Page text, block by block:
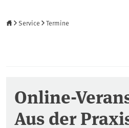
Service Termine
Online-
Aus der